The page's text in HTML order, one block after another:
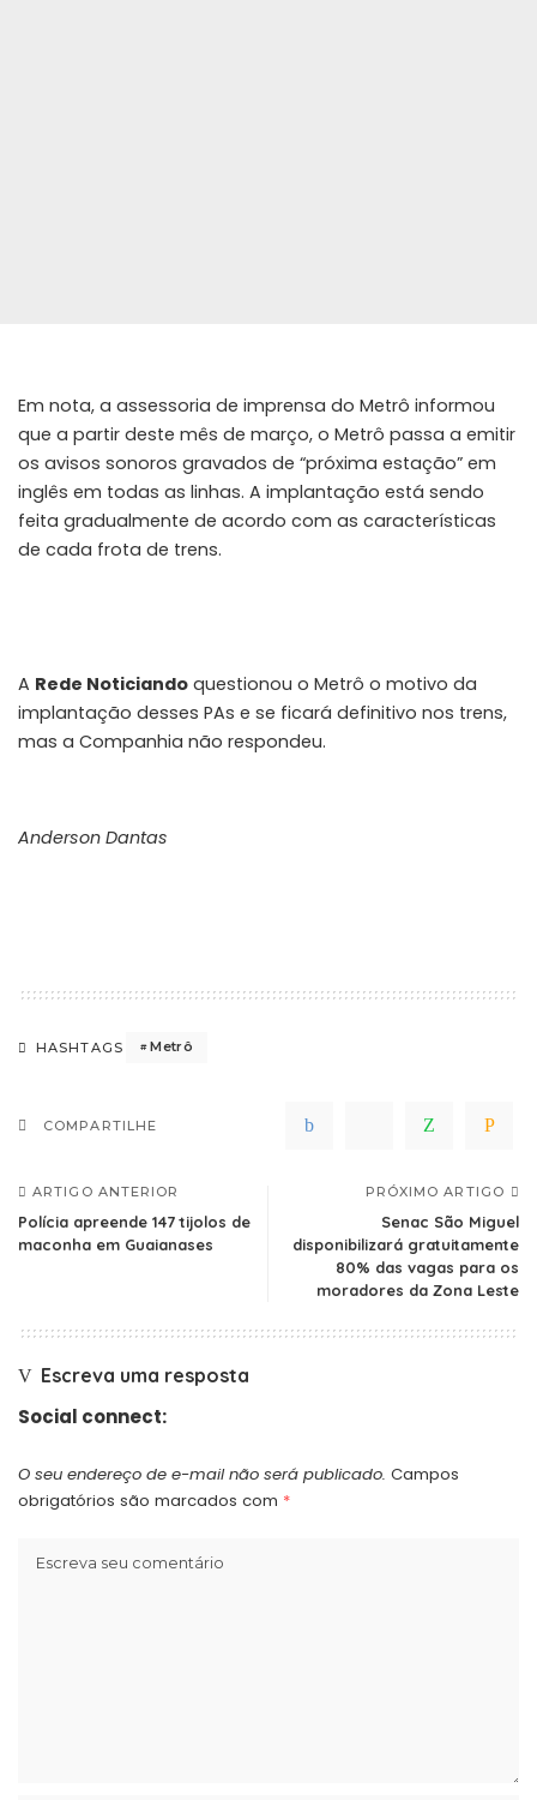
Em nota, a assessoria de imprensa do Metrô informou
que a partir deste mês de março, o Metrô passa a emitir
os avisos sonoros gravados de “próxima estação” em
inglês em todas as linhas. A implantação está sendo
feita gradualmente de acordo com as características
de cada frota de trens.
A Rede Noticiando questionou o Metrô o motivo da
implantação desses PAs e se ficará definitivo nos trens,
mas a Companhia não respondeu.
Anderson Dantas
HASHTAGS Metrô
COMPARTILHE
ARTIGO ANTERIOR
Polícia apreende 147 tijolos de
maconha em Guaianases
PRÓXIMO ARTIGO
Senac São Miguel
disponibilizará gratuitamente
80% das vagas para os
moradores da Zona Leste
Escreva uma resposta
Social connect:
O seu endereço de e-mail não será publicado. Campos
obrigatórios são marcados com *